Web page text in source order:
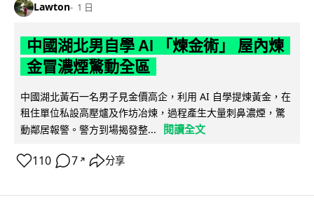
Lawton 1 日
中國湖北男自學 AI 「煉金術」 屋內煉
金冒濃煙驚動全區
中國湖北黃石一名男子見金價高企，利用 AI 自學提煉黃金，在
租住單位私設高壓爐及作坊冶煉，過程產生大量刺鼻濃煙，驚
動鄰居報警。警方到場揭發整...
閱讀全文
110 7 ↗ 分享